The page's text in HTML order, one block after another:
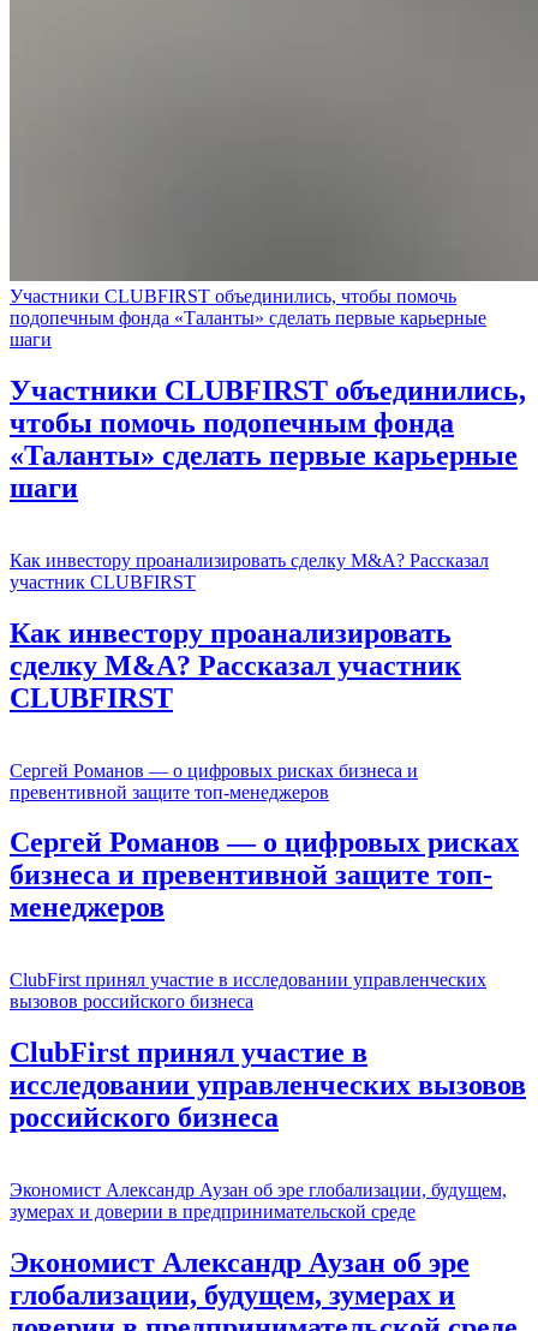
Участники CLUBFIRST объединились, чтобы помочь
подопечным фонда «Таланты» сделать первые карьерные
шаги
Участники CLUBFIRST объединились,
чтобы помочь подопечным фонда
«Таланты» сделать первые карьерные
шаги
Как инвестору проанализировать сделку M&A? Рассказал
участник CLUBFIRST
Как инвестору проанализировать
сделку M&A? Рассказал участник
CLUBFIRST
Сергей Романов — о цифровых рисках бизнеса и
превентивной защите топ-менеджеров
Сергей Романов — о цифровых рисках
бизнеса и превентивной защите топ-
менеджеров
ClubFirst принял участие в исследовании управленческих
вызовов российского бизнеса
ClubFirst принял участие в
исследовании управленческих вызовов
российского бизнеса
Экономист Александр Аузан об эре глобализации, будущем,
зумерах и доверии в предпринимательской среде
Экономист Александр Аузан об эре
глобализации, будущем, зумерах и